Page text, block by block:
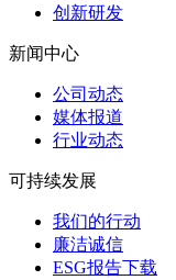
创新研发
新闻中心
公司动态
媒体报道
行业动态
可持续发展
我们的行动
廉洁诚信
ESG报告下载